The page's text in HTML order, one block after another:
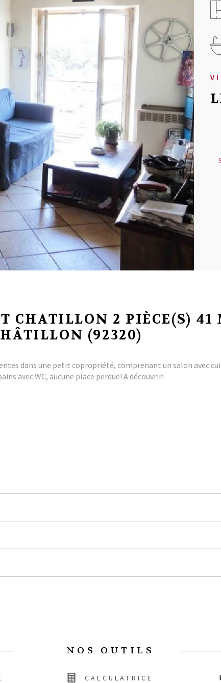
CHATILLON 2 PIÈCE(S) 41
(92320)
dans une petit copropriété, comprenant un salon avec
avec WC, aucune place perdue! A découvrir!
NOS OUTILS
CALCULATRICE